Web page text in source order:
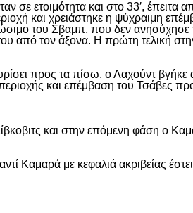
ετοιμότητα και στο 33′, έπειτα
και χρειάστηκε η ψύχραιμη
του Σβαμπ, που δεν ανησύχησε
από τον άξονα. Η πρώτη τελική
προς τα πίσω, ο Λαχούντ
και επέμβαση του Τσάβες
και στην επόμενη φάση ο
Καμαρά με κεφαλιά ακριβείας